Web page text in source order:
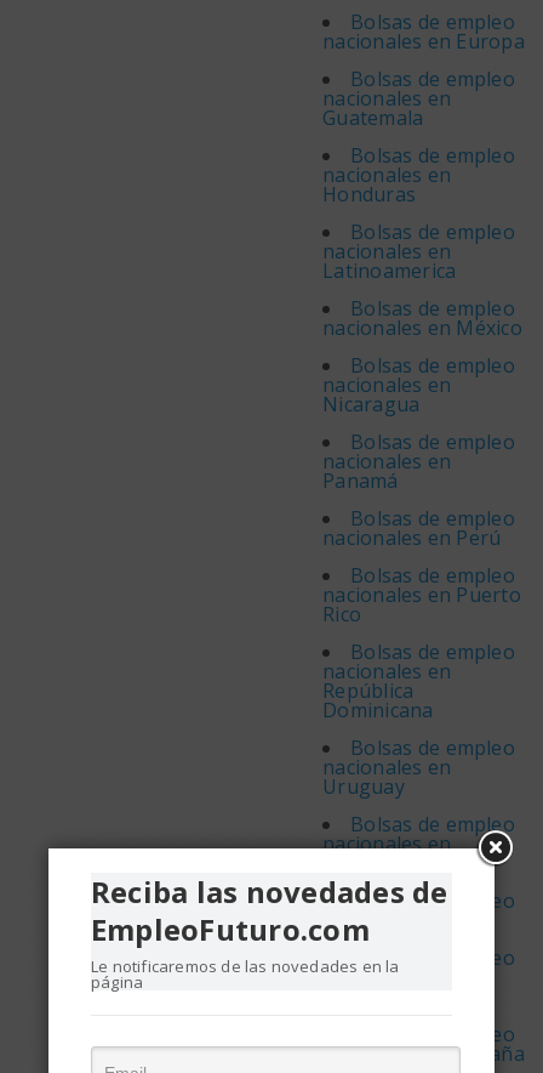
Bolsas de empleo
nacionales en Europa
Bolsas de empleo
nacionales en
Guatemala
Bolsas de empleo
nacionales en
Honduras
Bolsas de empleo
nacionales en
Latinoamerica
Bolsas de empleo
nacionales en México
Bolsas de empleo
nacionales en
Nicaragua
Bolsas de empleo
nacionales en
Panamá
Bolsas de empleo
nacionales en Perú
Bolsas de empleo
nacionales en Puerto
Rico
Bolsas de empleo
nacionales en
República
Dominicana
Bolsas de empleo
nacionales en
Uruguay
Bolsas de empleo
nacionales en
Bolsas de empleo
regionales
Bolsas de empleo
regionales en
Bolsas de empleo
regionales en España
Reciba las novedades de
EmpleoFuturo.com
Le notificaremos de las novedades en la
página